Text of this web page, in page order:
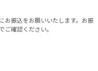
お振込をお願いいたします。お振
確認ください。